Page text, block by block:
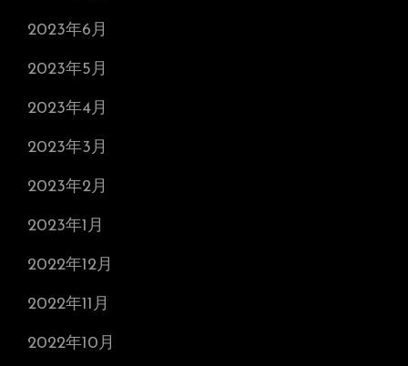
2023年6月
2023年5月
2023年4月
2023年3月
2023年2月
2023年1月
2022年12月
2022年11月
2022年10月